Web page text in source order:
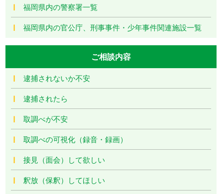
福岡県内の警察署一覧
福岡県内の官公庁、刑事事件・少年事件関連施設一覧
ご相談内容
逮捕されないか不安
逮捕されたら
取調べが不安
取調べの可視化（録音・録画）
接見（面会）して欲しい
釈放（保釈）してほしい